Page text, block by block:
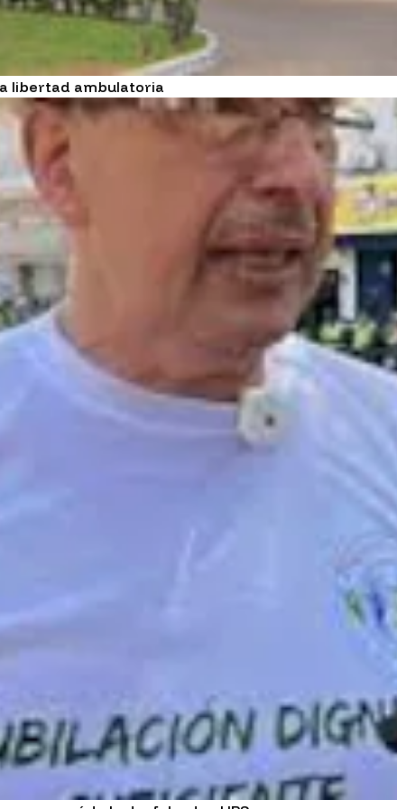
libertad ambulatoria